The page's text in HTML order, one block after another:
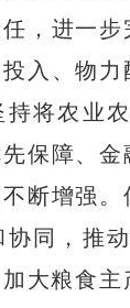
任，进一
入、物
将农业
保障、
断增强。
同，推
大粮食